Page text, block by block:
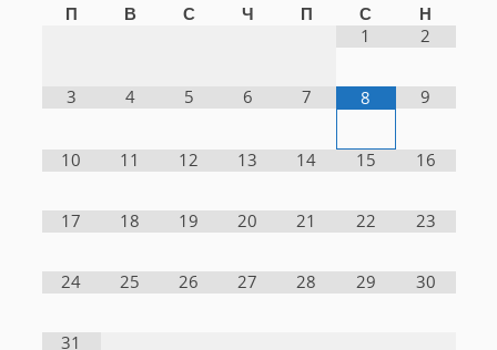
П В С Ч П С
Н
1
2
3 4 5 6 7 8 9
10 11 12 13 14 15 16
17 18 19 20 21 22 23
24 25 26 27 28 29 30
31